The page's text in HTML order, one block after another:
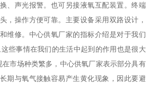
、声光报警。也可另接液氧互配装置。终端
，操作方便可靠。主要设备采用双路设计，
维修。中心供氧厂家的指标介绍是对于我们
些事情在我们的生活中起到的作用也是很大
市场种类繁多，中心供氧厂家表示部分具有
期与氧气接触容易产生黄化现象，因此要避